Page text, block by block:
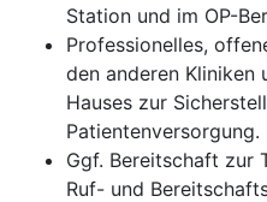
Station und im OP-
Professionelles,
den anderen Kliniken
Hauses zur
Patientenversorgung.
Ggf. Bereitschaft zur
Ruf- und